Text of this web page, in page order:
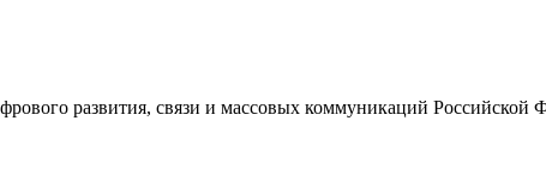
развития, связи и массовых коммуникаций Российской